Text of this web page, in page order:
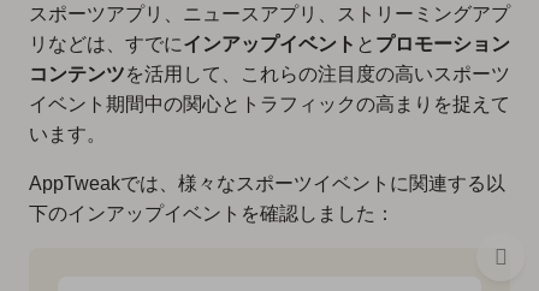
スポーツアプリ、ニュースアプリ、ストリーミングアプ
リなどは、すでにインアップイベント と プロモーション
コンテンツを活用して、これらの注目度の高いスポーツ
イベント期間中の関心とトラフィックの高まりを捉えて
います。
AppTweakでは、様々なスポーツイベントに関連する以
下のインアップイベントを確認しました：